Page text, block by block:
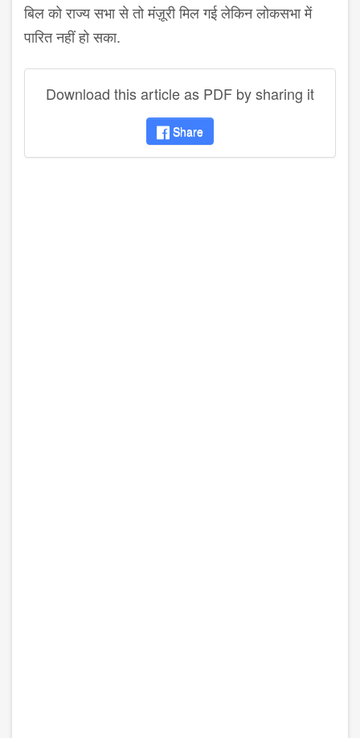
बिल को राज्य सभा से तो मंज़ूरी मिल गई लेकिन लोकसभा में
पारित नहीं हो सका.
Download this article as PDF by sharing it
Share